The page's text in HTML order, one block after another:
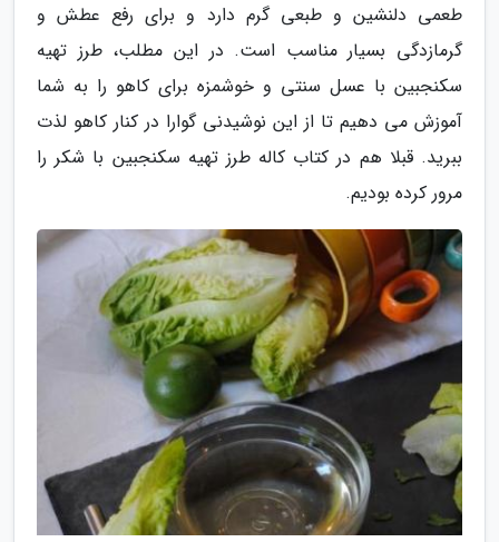
طعمی دلنشین و طبعی گرم دارد و برای رفع عطش و
گرمازدگی بسیار مناسب است. در این مطلب، طرز تهیه
سکنجبین با عسل سنتی و خوشمزه برای کاهو را به شما
آموزش می دهیم تا از این نوشیدنی گوارا در کنار کاهو لذت
ببرید. قبلا هم در کتاب کاله طرز تهیه سکنجبین با شکر را
مرور کرده بودیم.